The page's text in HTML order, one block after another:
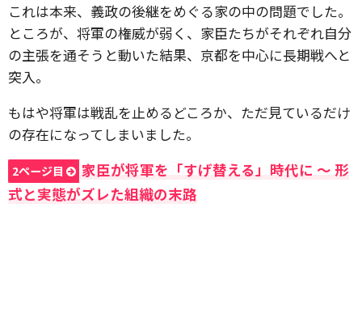
これは本来、義政の後継をめぐる家の中の問題でした。
ところが、将軍の権威が弱く、家臣たちがそれぞれ自分
の主張を通そうと動いた結果、京都を中心に長期戦へと
突入。
もはや将軍は戦乱を止めるどころか、ただ見ているだけ
の存在になってしまいました。
2ページ目
家臣が将軍を「すげ替える」時代に 〜 形
式と実態がズレた組織の末路